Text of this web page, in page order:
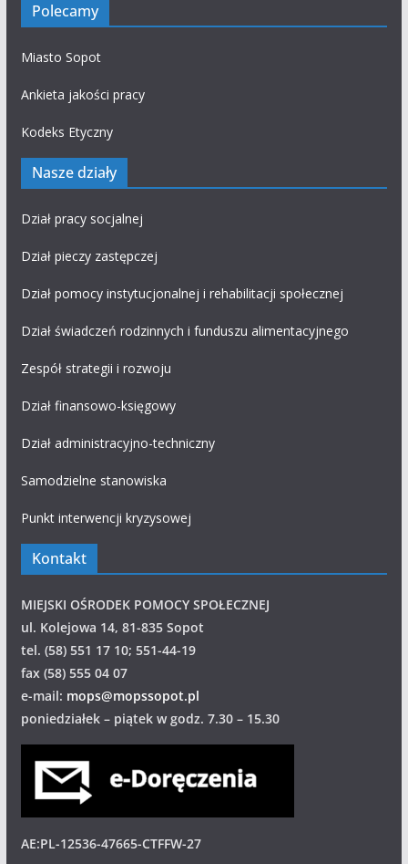
Polecamy
Miasto Sopot
Ankieta jakości pracy
Kodeks Etyczny
Nasze działy
Dział pracy socjalnej
Dział pieczy zastępczej
Dział pomocy instytucjonalnej i rehabilitacji społecznej
Dział świadczeń rodzinnych i funduszu alimentacyjnego
Zespół strategii i rozwoju
Dział finansowo-księgowy
Dział administracyjno-techniczny
Samodzielne stanowiska
Punkt interwencji kryzysowej
Kontakt
MIEJSKI OŚRODEK POMOCY SPOŁECZNEJ
ul. Kolejowa 14, 81-835 Sopot
tel. (58) 551 17 10; 551-44-19
fax (58) 555 04 07
e-mail: mops@mopssopot.pl
poniedziałek – piątek w godz. 7.30 – 15.30
AE:PL-12536-47665-CTFFW-27